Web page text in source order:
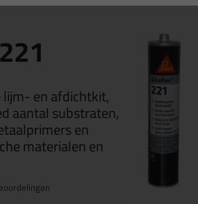
en afdichtkit,
aantal substraten,
en
materialen en